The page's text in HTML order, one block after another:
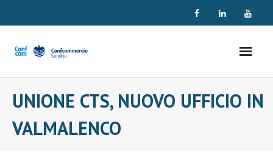
UNIONE CTS, NUOVO UFFICIO IN
VALMALENCO